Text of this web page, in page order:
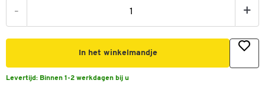
- +
In het winkelmandje
Levertijd: Binnen 1-2 werkdagen bij u